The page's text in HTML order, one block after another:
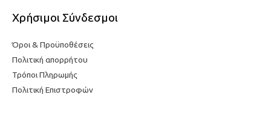
Χρήσιμοι Σύνδεσμοι
Όροι & Προϋποθέσεις
Πολιτική απορρήτου
Τρόποι Πληρωμής
Πολιτική Επιστροφών